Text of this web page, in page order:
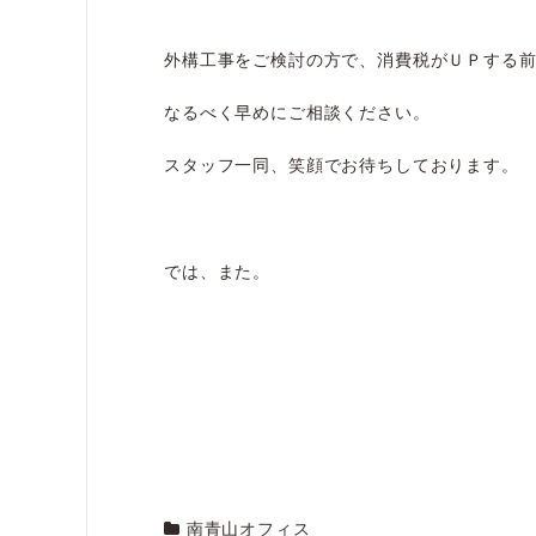
外構工事をご検討の方で、消費税がＵＰする
なるべく早めにご相談ください。
スタッフ一同、笑顔でお待ちしております。
では、また。
南青山オフィス